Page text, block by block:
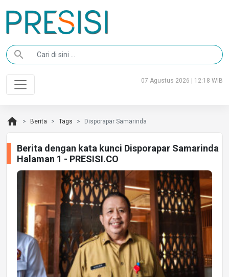
search
07 Agustus 2026 | 12:18 WIB
home Berita Tags Disporapar Samarinda
Berita dengan kata kunci Disporapar Samarinda
Halaman 1 - PRESISI.CO